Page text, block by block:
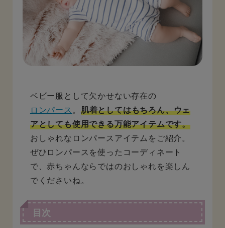
ベビー服として欠かせない存在の
ロンパース。 肌着としてはもちろん、ウェ
アとしても使用できる万能アイテムです。
おしゃれなロンパースアイテムをご紹介。
ぜひロンパースを使ったコーディネート
で、赤ちゃんならではのおしゃれを楽しん
でくださいね。
目次